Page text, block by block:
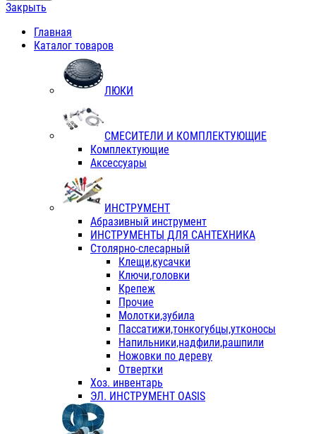
Закрыть
Главная
Каталог товаров
ЛЮКИ
СМЕСИТЕЛИ И КОМПЛЕКТУЮЩИЕ
Комплектующие
Аксессуары
ИНСТРУМЕНТ
Абразивный инструмент
ИНСТРУМЕНТЫ ДЛЯ САНТЕХНИКА
Столярно-слесарный
Клещи,кусачки
Ключи,головки
Крепеж
Прочие
Молотки,зубила
Пассатижи,тонкогубцы,утконосы
Напильники,надфили,рашпили
Ножовки по дереву
Отвертки
Хоз. инвентарь
ЭЛ. ИНСТРУМЕНТ OASIS